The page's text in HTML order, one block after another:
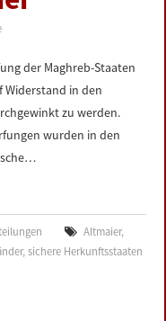
der Maghreb-Staaten
Widerstand in den
zu werden.
wurden in den
Altmaier,
,sichere Herkunftsstaaten